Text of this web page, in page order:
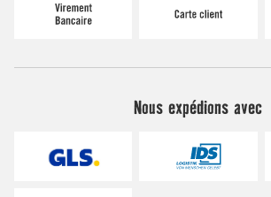
Nous expédions avec